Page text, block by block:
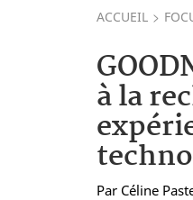
ACCUEIL
à la
Par Céline